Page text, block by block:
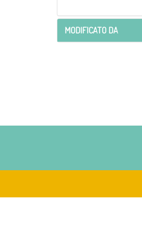
MODIFICATO DA